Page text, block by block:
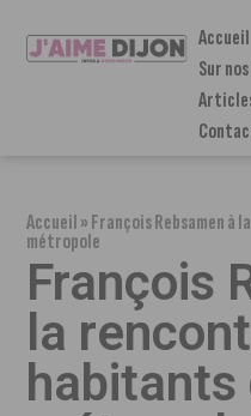
Accueil
Sur
Accueil»François Rebsamen à
métropole
François
la
habitants